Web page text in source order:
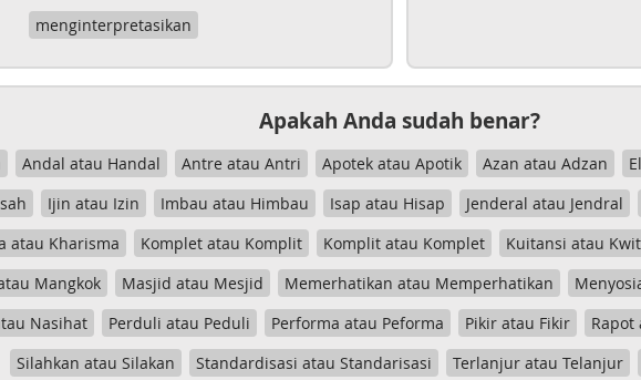
menginterpretasikan
Apakah Anda sudah benar?
Andal atau Handal Antre atau Antri Apotek atau Apotik Azan atau Adzan
Ijin atau Izin Imbau atau Himbau Isap atau Hisap Jenderal atau Jendral
atau Kharisma
Komplet atau Komplit Komplit atau Komplet Kuitansi atau
Mangkok
Masjid atau Mesjid Memerhatikan atau Memperhatikan
Nasihat
Perduli atau Peduli Performa atau Peforma Pikir atau Fikir Rapot
Silahkan atau Silakan
Standardisasi atau Standarisasi Terlanjur atau Telanjur